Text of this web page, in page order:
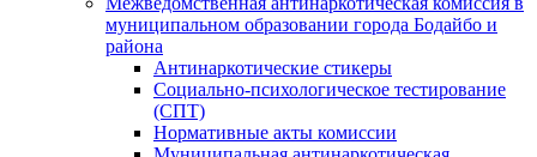
муниципальном образовании города Бодайбо и
района
Антинаркотические стикеры
Социально-психологическое тестирование
(СПТ)
Нормативные акты комиссии